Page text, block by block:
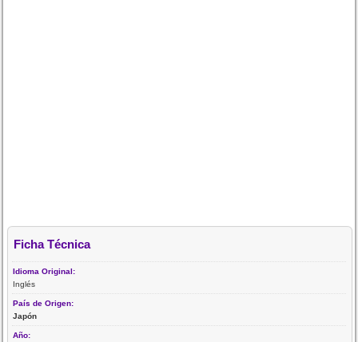
Ficha Técnica
Idioma Original:
Inglés
País de Origen:
Japón
Año: